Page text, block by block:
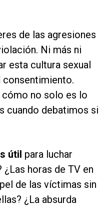
de las agresiones
Ni más ni
esta cultura sexual
consentimiento.
cómo no solo es lo
cuando debatimos si
útil para luchar
horas de TV en
de las víctimas sin
¿La absurda